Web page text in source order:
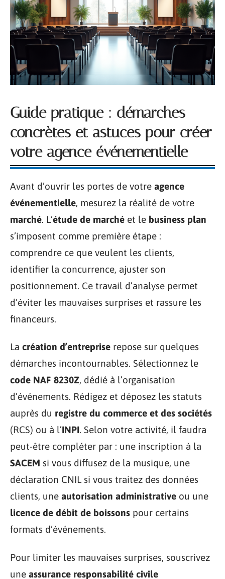
Guide pratique : démarches
concrètes et astuces pour créer
votre agence événementielle
Avant d’ouvrir les portes de votre agence
événementielle, mesurez la réalité de votre
marché. L’étude de marché et le business plan
s’imposent comme première étape :
comprendre ce que veulent les clients,
identifier la concurrence, ajuster son
positionnement. Ce travail d’analyse permet
d’éviter les mauvaises surprises et rassure les
financeurs.
La création d’entreprise repose sur quelques
démarches incontournables. Sélectionnez le
code NAF 8230Z, dédié à l’organisation
d’événements. Rédigez et déposez les statuts
auprès du registre du commerce et des sociétés
(RCS) ou à l’INPI. Selon votre activité, il faudra
peut-être compléter par : une inscription à la
SACEM si vous diffusez de la musique, une
déclaration CNIL si vous traitez des données
clients, une autorisation administrative ou une
licence de débit de boissons pour certains
formats d’événements.
Pour limiter les mauvaises surprises, souscrivez
une assurance responsabilité civile